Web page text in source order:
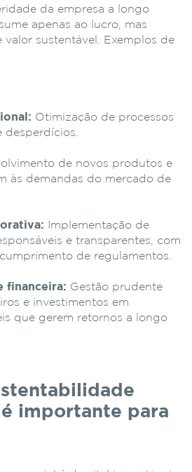
da empresa a longo
apenas ao lucro, mas
valor sustentável. Exemplos de
Otimização de processos
desperdícios.
de novos produtos e
às demandas do mercado de
Implementação de
e transparentes, com
de regulamentos.
financeira: Gestão prudente
e investimentos em
que gerem retornos a longo
importante para